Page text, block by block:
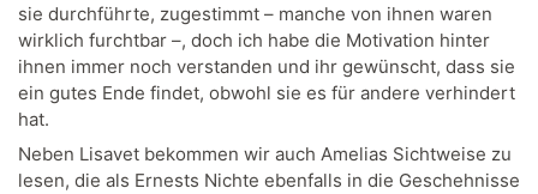
sie durchführte, zugestimmt – manche von ihnen waren
wirklich furchtbar –, doch ich habe die Motivation hinter
ihnen immer noch verstanden und ihr gewünscht, dass sie
ein gutes Ende findet, obwohl sie es für andere verhindert
hat.
Neben Lisavet bekommen wir auch Amelias Sichtweise zu
lesen, die als Ernests Nichte ebenfalls in die Geschehnisse